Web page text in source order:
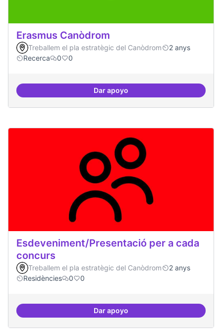
Erasmus Canòdrom
Treballem el pla estratègic del Canòdrom
2 anys
Recerca
0 0
Dar apoyoErasmus Canòdrom
Esdeveniment/Presentació per a cada
concurs
Treballem el pla estratègic del Canòdrom
2 anys
Residències
0 0
Dar apoyoEsdeveniment/Presentació per